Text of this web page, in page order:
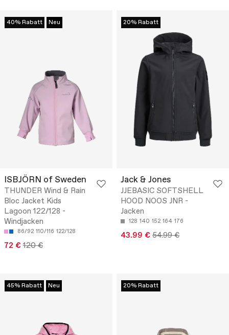
40% Rabatt Neu
ISBJÖRN of Sweden
THUNDER Wind & Rain
Bloc Jacket Kids
Lagoon 122/128 -
Windjacken
86/92 110/116 122/128
72 € 120 €
20% Rabatt
Jack & Jones
JJEBASIC SOFTSHELL
HOOD NOOS JNR -
Jacken
128 140 152 164 176
43.99 € 54.99 €
45% Rabatt Neu 20% Rabatt